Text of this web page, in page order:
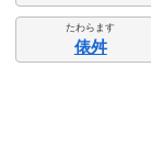
たわらます
俵舛